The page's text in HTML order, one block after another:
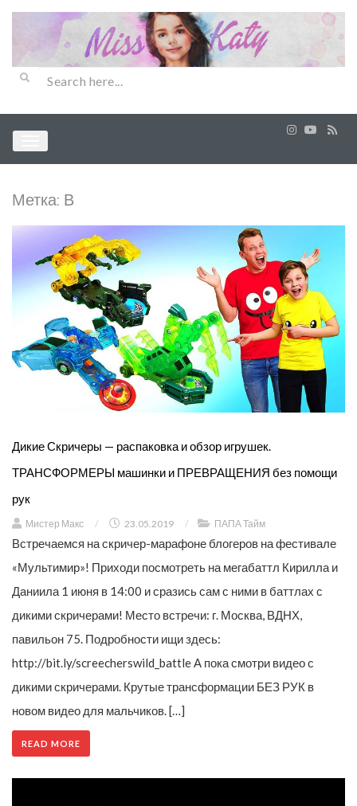
Метка: В
Дикие Скричеры — распаковка и обзор игрушек.
ТРАНСФОРМЕРЫ машинки и ПРЕВРАЩЕНИЯ без помощи
рук
Мистер Макс / 23.05.2019 / ПАПА Тайм
Встречаемся на скричер-марафоне блогеров на фестивале
«Мультимир»! Приходи посмотреть на мегабаттл Кирилла и
Даниила 1 июня в 14:00 и сразись сам с ними в баттлах с
дикими скричерами! Место встречи: г. Москва, ВДНХ,
павильон 75. Подробности ищи здесь:
http://bit.ly/screecherswild_battle А пока смотри видео с
дикими скричерами. Крутые трансформации БЕЗ РУК в
новом видео для мальчиков. […]
READ MORE